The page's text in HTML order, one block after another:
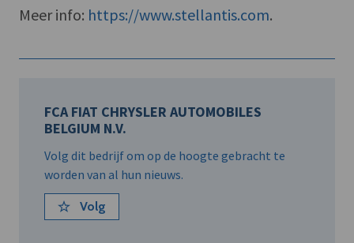
Meer info: https://www.stellantis.com.
FCA FIAT CHRYSLER AUTOMOBILES
BELGIUM N.V.
Volg dit bedrijf om op de hoogte gebracht te
worden van al hun nieuws.
Volg